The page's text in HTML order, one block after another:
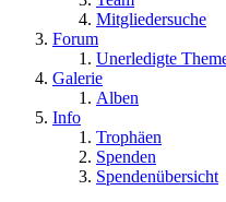
Mitgliedersuche
Forum
Unerledigte
Galerie
Alben
Info
Trophäen
Spenden
Spendenübersicht